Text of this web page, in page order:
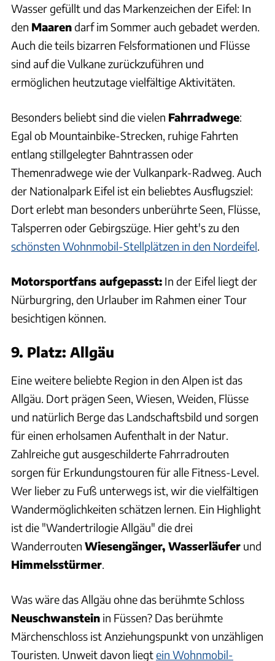
Wasser gefüllt und das Markenzeichen der Eifel: In
den Maarendarf im Sommer auch gebadet werden.
Auch die teils bizarren Felsformationen und Flüsse
sind auf die Vulkane zurückzuführen und
ermöglichen heutzutage vielfältige Aktivitäten.
Besonders beliebt sind die vielen Fahrradwege:
Egal ob Mountainbike-Strecken, ruhige Fahrten
entlang stillgelegter Bahntrassen oder
Themenradwege wie der Vulkanpark-Radweg. Auch
der Nationalpark Eifel ist ein beliebtes Ausflugsziel:
Dort erlebt man besonders unberührte Seen, Flüsse,
Talsperren oder Gebirgszüge. Hier geht's zu den
schönsten Wohnmobil-Stellplätzen in den Nordeifel.
Motorsportfans aufgepasst: In der Eifel liegt der
Nürburgring, den Urlauber im Rahmen einer Tour
besichtigen können.
9. Platz: Allgäu
Eine weitere beliebte Region in den Alpen ist das
Allgäu. Dort prägen Seen, Wiesen, Weiden, Flüsse
und natürlich Berge das Landschaftsbild und sorgen
für einen erholsamen Aufenthalt in der Natur.
Zahlreiche gut ausgeschilderte Fahrradrouten
sorgen für Erkundungstouren für alle Fitness-Level.
Wer lieber zu Fuß unterwegs ist, wir die vielfältigen
Wandermöglichkeiten schätzen lernen. Ein Highlight
ist die "Wandertrilogie Allgäu" die drei
Wanderrouten Wiesengänger, Wasserläufer und
Himmelsstürmer.
Was wäre das Allgäu ohne das berühmte Schloss
Neuschwanstein in Füssen? Das berühmte
Märchenschloss ist Anziehungspunkt von unzähligen
Touristen. Unweit davon liegtein Wohnmobil-